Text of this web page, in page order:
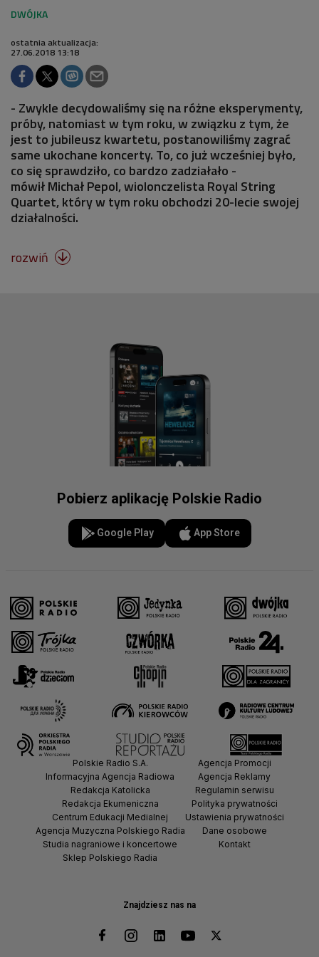
ostatnia aktualizacja:
27.06.2018 13:18
- Zwykle decydowaliśmy się na różne eksperymenty,
próby, natomiast w tym roku, w związku z tym, że
jest to jubileusz kwartetu, postanowiliśmy zagrać
same ukochane koncerty. To, co już wcześniej było,
co się sprawdziło, co bardzo zadziałało -
mówił Michał Pepol, wiolonczelista Royal String
Quartet, który w tym roku obchodzi 20-lecie swojej
działalności.
rozwiń 
Pobierz aplikację Polskie Radio
Google Play App Store
Znajdziesz nas na
Polskie Radio S.A.
Informacyjna Agencja Radiowa
Redakcja Katolicka
Redakcja Ekumeniczna
Centrum Edukacji Medialnej
Agencja Muzyczna Polskiego Radia
Studia nagraniowe i koncertowe
Sklep Polskiego Radia
Agencja Promocji
Agencja Reklamy
Regulamin serwisu
Polityka prywatności
Ustawienia prywatności
Dane osobowe
Kontakt